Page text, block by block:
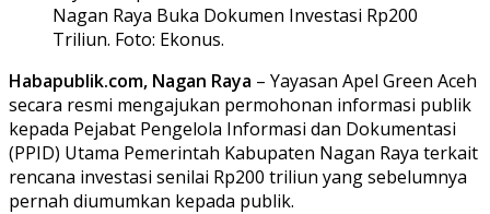
Nagan Raya Buka Dokumen Investasi Rp200
Triliun. Foto: Ekonus.
Habapublik.com, Nagan Raya – Yayasan Apel Green Aceh
secara resmi mengajukan permohonan informasi publik
kepada Pejabat Pengelola Informasi dan Dokumentasi
(PPID) Utama Pemerintah Kabupaten Nagan Raya terkait
rencana investasi senilai Rp200 triliun yang sebelumnya
pernah diumumkan kepada publik.